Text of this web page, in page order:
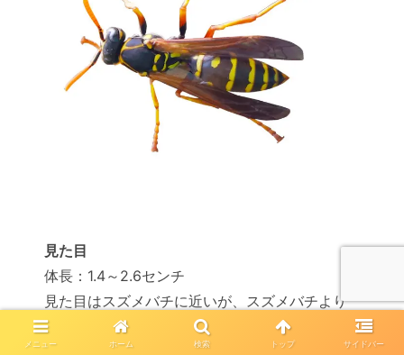
見た目
体長：1.4～2.6センチ
見た目はスズメバチに近いが、スズメバチより
細身で小さい
メニュー ホーム 検索 トップ サイドバー